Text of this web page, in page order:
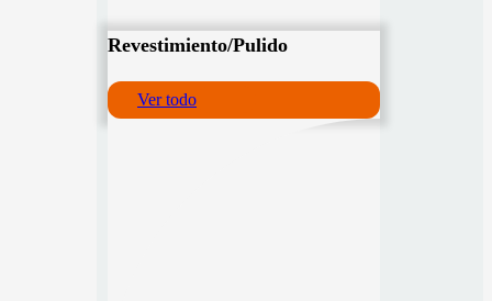
Revestimiento/Pulido
Ver todo